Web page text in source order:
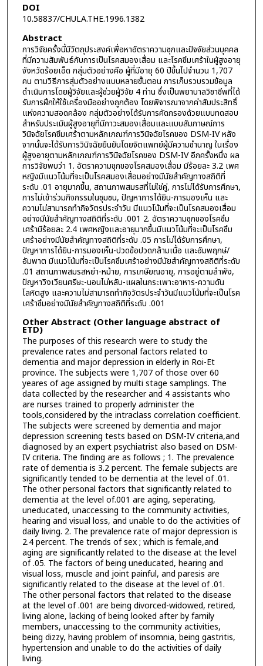
DOI
10.58837/CHULA.THE.1996.1382
Abstract
การวิจัยครั้งนี้มีวัตถุประสงค์เพื่อหาอัตราความชุกและปัจจัยส่วนบุคคล
ที่มีความสัมพันธ์กับการเป็นโรคสมองเสื่อม และโรคซึมเศร้าในผู้สูงอายุ
จังหวัดร้อยเอ็ด กลุ่มตัวอย่างคือ ผู้ที่มีอายุ 60 ปีขึ้นไปจำนวน 1,707
คน ตามวิธีการสุ่มตัวอย่างแบบหลายขั้นตอน การเก็บรวบรวมข้อมูล
ดำเนินการโดยผู้วิจัยและผู้ช่วยผู้วิจัย 4 ท่าน ซึ่งเป็นพยาบาลวิชาชีพที่ได้
รับการฝึกให้ใช้เครื่องมืออย่างถูกต้อง โดยพิจารณาจากค่าสัมประสิทธิ์
แห่งความสอดคล้อง กลุ่มตัวอย่างได้รับการคัดกรองด้วยแบบทดสอบ
สำหรับประเมินผู้สูงอายุที่มีภาวะสมองเสื่อมและแบบสัมภาษณ์การ
วินิจฉัยโรคซึมเศร้าตามหลักเกณฑ์การวินิจฉัยโรคของ DSM-IV หลัง
จากนั้นจะได้รับการวินิจฉัยยืนยันโดยจิตแพทย์ผู้มีความชำนาญ ในเรื่อง
ผู้สูงอายุตามหลักเกณฑ์การวินิจฉัยโรคของ DSM-IV อีกครั้งหนึ่ง ผล
การวิจัยพบว่า 1. อัตราความชุกของโรคสมองเสื่อม มีร้อยละ 3.2 เพศ
หญิงมีแนวโน้มที่จะเป็นโรคสมองเสื่อมอย่างมีนัยสำคัญทางสถิติที่
ระดับ .01 อายุมากขึ้น, สถานภาพสมรสที่ไม่ใช่คู่, การไม่ได้รับการศึกษา,
การไม่เข้าร่วมกิจกรรมในชุมชน, ปัญหาการได้ยิน-การมองเห็น และ
ความไม่สามารถทำกิจวัตรประจำวัน มีแนวโน้มที่จะเป็นโรคสมองเสื่อม
อย่างมีนัยสำคัญทางสถิติที่ระดับ .001 2. อัตราความชุกของโรคซึม
เศร้ามีร้อยละ 2.4 เพศหญิงและอายุมากขึ้นมีแนวโน้มที่จะเป็นโรคซึม
เศร้าอย่างมีนัยสำคัญทางสถิติที่ระดับ .05 การไม่ได้รับการศึกษา,
ปัญหาการได้ยิน-การมองเห็น-ปวดข้อปวดกล้ามเนื้อ และอัมพฤกษ์/
อัมพาต มีแนวโน้มที่จะเป็นโรคซึมเศร้าอย่างมีนัยสำคัญทางสถิติที่ระดับ
.01 สถานภาพสมรสหย่า-หม้าย, การเกษียณอายุ, การอยู่ตามลำพัง,
ปัญหาวิงเวียนศรีษะ-นอนไม่หลับ-แผลในกระเพาะอาหาร-ความดัน
โลหิตสูง และความไม่สามารถทำกิจวัตรประจำวันมีแนวโน้มที่จะเป็นโรค
เศร้าซึมอย่างมีนัยสำคัญทางสถิติที่ระดับ .001
Other Abstract (Other language abstract of
ETD)
The purposes of this research were to study the
prevalence rates and personal factors related to
dementia and major depression in elderly in Roi-Et
province. The subjects were 1,707 of those over 60
yeares of age assigned by multi stage samplings. The
data collected by the researcher and 4 assistants who
are nurses trained to properly administer the
tools,considered by the intraclass correlation coefficient.
The subjects were screened by dementia and major
depression screening tests based on DSM-IV criteria,and
diagnosed by an expert psychiatrist also based on DSM-
IV criteria. The finding are as follows ; 1. The prevalence
rate of dementia is 3.2 percent. The female subjects are
significantly tended to be dementia at the level of .01.
The other personal factors that significantly related to
dementia at the level of.001 are aging, seperating,
uneducated, unaccessing to the community activities,
hearing and visual loss, and unable to do the activities of
daily living. 2. The prevalence rate of major depression is
2.4 percent. The trends of sex ; which is female,and
aging are significantly related to the disease at the level
of .05. The factors of being uneducated, hearing and
visual loss, muscle and joint painful, and paresis are
significantly related to the disease at the level of .01.
The other personal factors that related to the disease
at the level of .001 are being divorced-widowed, retired,
living alone, lacking of being looked after by family
members, unaccessing to the community activities,
being dizzy, having problem of insomnia, being gastritis,
hypertension and unable to do the activities of daily
living.